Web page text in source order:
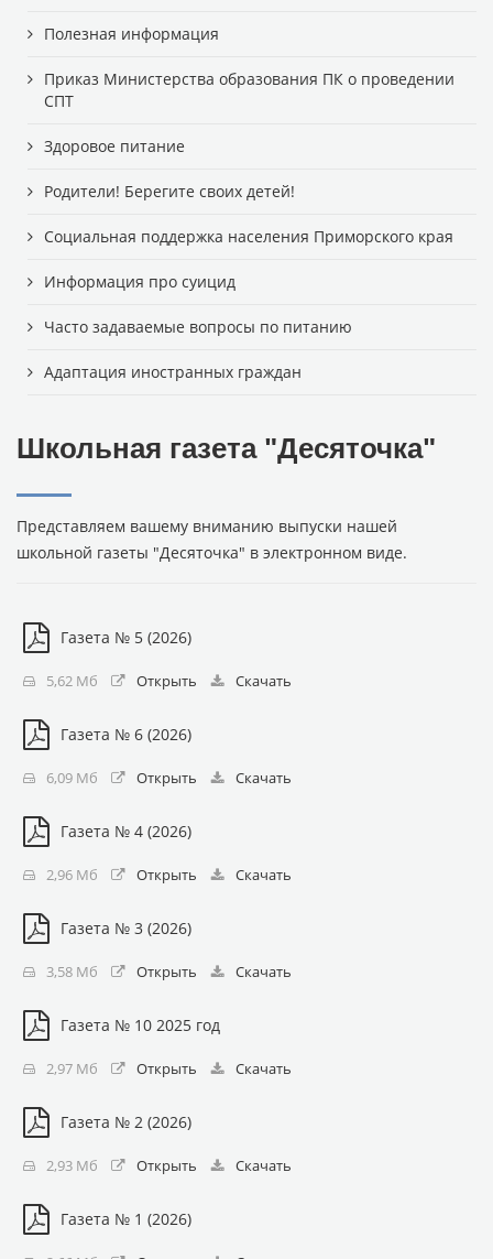
Полезная информация
Приказ Министерства образования ПК о проведении
СПТ
Здоровое питание
Родители! Берегите своих детей!
Cоциальная поддержка населения Приморского края
Информация про суицид
Часто задаваемые вопросы по питанию
Адаптация иностранных граждан
Школьная газета "Десяточка"
Представляем вашему вниманию выпуски нашей
школьной газеты "Десяточка" в электронном виде.
Газета № 5 (2026)
5,62 Мб Открыть Скачать
Газета № 6 (2026)
6,09 Мб Открыть Скачать
Газета № 4 (2026)
2,96 Мб Открыть Скачать
Газета № 3 (2026)
3,58 Мб Открыть Скачать
Газета № 10 2025 год
2,97 Мб Открыть Скачать
Газета № 2 (2026)
2,93 Мб Открыть Скачать
Газета № 1 (2026)